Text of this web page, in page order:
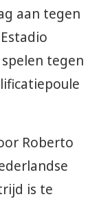
aan tegen
tegen
Roberto
is te